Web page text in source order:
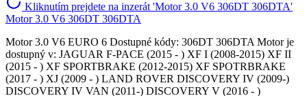
Kliknutím prejdete na inzerát 'Motor 3.0 V6 306DT 306DTA'
Motor 3.0 V6 306DT 306DTA
Motor 3.0 V6 EURO 6 Dostupné kódy: 306DT 306DTA Motor je
dostupný v: JAGUAR F-PACE (2015 - ) XF I (2008-2015) XF II
(2015 - ) XF SPORTBRAKE (2012-2015) XF SPOTRBRAKE
(2017 - ) XJ (2009 - ) LAND ROVER DISCOVERY IV (2009-)
DISCOVERY IV VAN (2011-) DISCOVERY V (2016 - )